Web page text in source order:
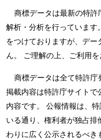
商標データは最新の特許
解析・分析を行っていま
をつけておりますが、デ
ん。 ご理解の上、ご利用を
商標データは全て特許庁
掲載内容は特許庁サイト
内容です。 公報情報は、
いる通り、権利者が独占
わりに広く公示されるべき